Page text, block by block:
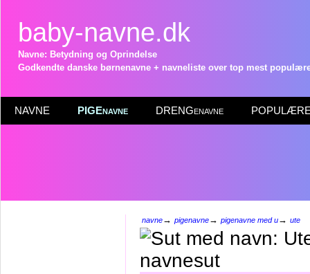
baby-navne.dk
Navne: Betydning og Oprindelse
Godkendte danske børnenavne + navneliste over top mest
NAVNE PIGEnavne DRENGenavne POPULÆRE
navne→ pigenavne→ pigenavne med u→ ute